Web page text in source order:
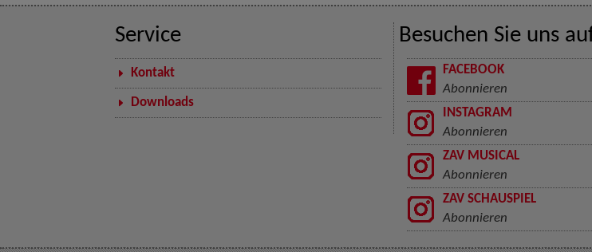
Service
Kontakt
Downloads
Besuchen Sie uns
FACEBOOK
Abonnieren
INSTAGRAM
Abonnieren
ZAV MUSICAL
Abonnieren
ZAV SCHAUSPIEL
Abonnieren